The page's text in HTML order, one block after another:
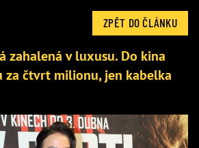
ZPĚT DO ČLÁNKU
zahalená v luxusu. Do kina
čtvrt milionu, jen kabelka